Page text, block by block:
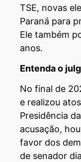
TSE, novas
Paraná para
Ele também
anos.
Entenda o
No final de
e realizou
Presidência
acusação,
favor dos
de senador